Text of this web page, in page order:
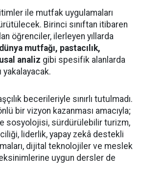
ile mutfak uygulamaları
Birinci sınıftan itibaren
öğrenciler, ilerleyen yıllarda
mutfağı, pastacılık,
analiz gibi spesifik alanlarda
yakalayacak.
becerileriyle sınırlı tutulmadı.
bir vizyon kazanması amacıyla;
sosyolojisi, sürdürülebilir turizm,
liderlik, yapay zekâ destekli
dijital teknolojiler ve meslek
uygun dersler de